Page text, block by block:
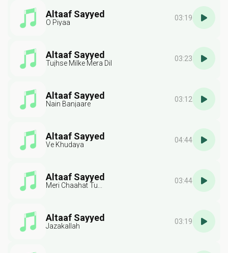
Altaaf Sayyed
O Piyaa
03:19
Altaaf Sayyed
Tujhse Milke Mera Dil
03:23
Altaaf Sayyed
Nain Banjaare
03:12
Altaaf Sayyed
Ve Khudaya
04:44
Altaaf Sayyed
Meri Chaahat Tu...
03:44
Altaaf Sayyed
Jazakallah
03:19